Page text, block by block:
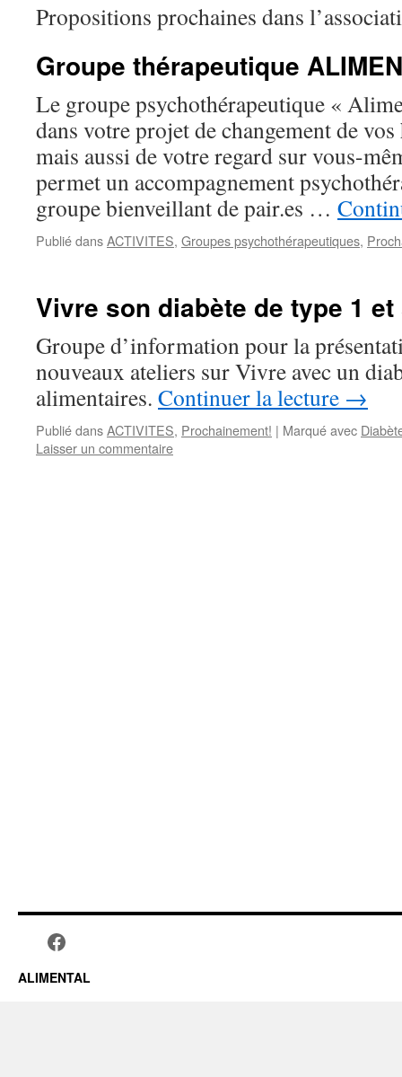
Propositions prochaines dans
Groupe thérapeutique
Le groupe psychothérapeutique «
dans votre projet de changement de
mais aussi de votre regard sur vous-
permet un accompagnement
groupe bienveillant de pair.es …
Publié dansACTIVITES, Groupes psychothérapeutiques,
Vivre son diabète de type 1 et
Groupe d’information pour la
nouveaux ateliers sur Vivre avec un
alimentaires. Continuer la lecture →
Publié dansACTIVITES, Prochainement! | Marqué avec
Laisser un commentaire
ALIMENTAL